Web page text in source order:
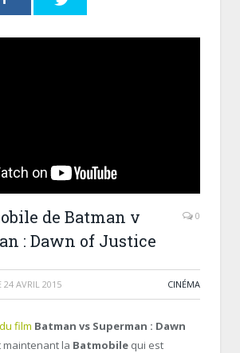
de Batman v
: Dawn of Justice
0
24 AVRIL 2015 CINÉMA
film Batman vs Superman : Dawn
maintenant la Batmobile qui est